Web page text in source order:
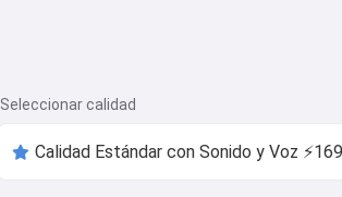
Seleccionar calidad